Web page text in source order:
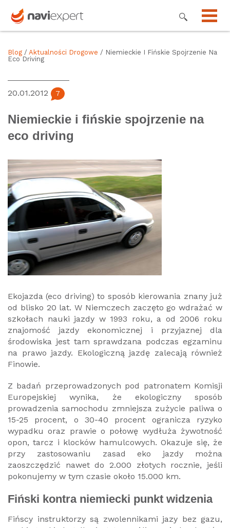
Blog / Aktualności Drogowe / Niemieckie I Fińskie Spojrzenie Na
Eco Driving
20.01.2012 7
Niemieckie i fińskie spojrzenie na
eco driving
Ekojazda (eco driving) to sposób kierowania znany już
od blisko 20 lat. W Niemczech zaczęto go wdrażać w
szkołach nauki jazdy w 1993 roku, a od 2006 roku
znajomość jazdy ekonomicznej i przyjaznej dla
środowiska jest tam sprawdzana podczas egzaminu
na prawo jazdy. Ekologiczną jazdę zalecają również
Finowie.
Z badań przeprowadzonych pod patronatem Komisji
Europejskiej wynika, że ekologiczny sposób
prowadzenia samochodu zmniejsza zużycie paliwa o
15-25 procent, o 30-40 procent ogranicza ryzyko
wypadku oraz prawie o połowę wydłuża żywotność
opon, tarcz i klocków hamulcowych. Okazuje się, że
przy zastosowaniu zasad eko jazdy można
zaoszczędzić nawet do 2.000 złotych rocznie, jeśli
pokonujemy w tym czasie około 15.000 km.
Fiński kontra niemiecki punkt widzenia
Fińscy instruktorzy są zwolennikami jazy bez gazu,